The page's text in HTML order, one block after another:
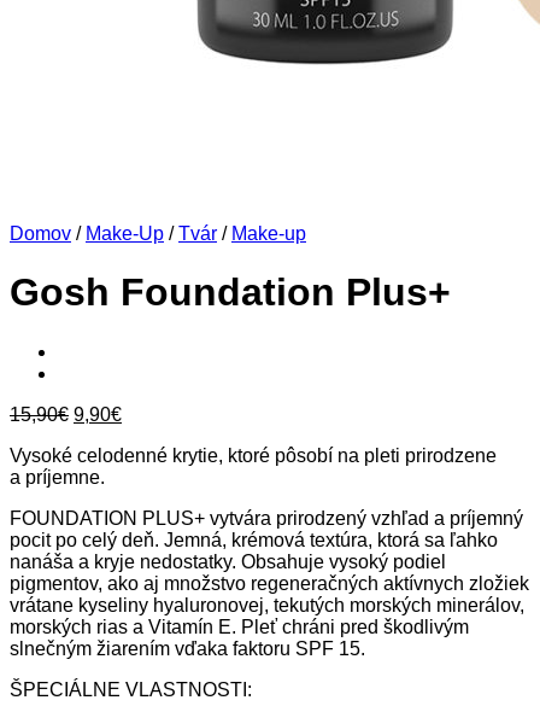
Domov / Make-Up / Tvár / Make-up
Gosh Foundation Plus+
15,90€ Original
was:
15,90€.
9,90€Current
is:
Vysoké celodenné krytie, ktoré pôsobí na pleti prirodzene
a príjemne.
FOUNDATION PLUS+ vytvára prirodzený vzhľad a príjemný
pocit po celý deň. Jemná, krémová textúra, ktorá sa ľahko
nanáša a kryje nedostatky. Obsahuje vysoký podiel
pigmentov, ako aj množstvo regeneračných aktívnych zložiek
vrátane kyseliny hyaluronovej, tekutých morských minerálov,
morských rias a Vitamín E. Pleť chráni pred škodlivým
slnečným žiarením vďaka faktoru SPF 15.
ŠPECIÁLNE VLASTNOSTI: